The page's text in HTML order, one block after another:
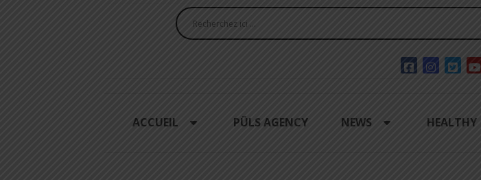
ACCUEIL PÜLS AGENCY NEWS HEALTHY